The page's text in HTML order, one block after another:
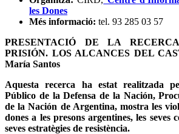
les Dones
Més informació: tel. 93 285 03 57
PRESENTACIÓ DE LA
PRISIÓN. LOS ALCANCES DEL
María Santos
Aquesta recerca ha estat realitzada
Público de la Defensa de la Nación,
de la Nación de Argentina, mostra les
dones a les presons argentines, les seves
seves estratègies de resistència.